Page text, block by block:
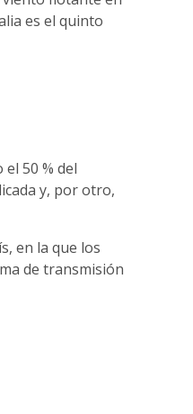
es el quinto
50 % del
y, por otro,
en la que los
de transmisión